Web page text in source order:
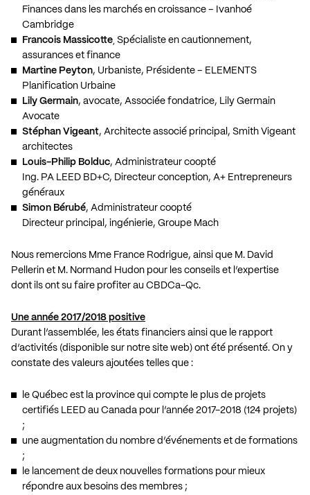
Finances dans les marchés en croissance – Ivanhoé
Cambridge
Francois Massicotte ¸ Spécialiste en cautionnement,
assurances et finance
Martine Peyton, Urbaniste, Présidente – ELEMENTS
Planification Urbaine
Lily Germain, avocate, Associée fondatrice, Lily Germain
Avocate
Stéphan Vigeant, Architecte associé principal, Smith Vigeant
architectes
Louis-Philip Bolduc, Administrateur coopté
Ing. PA LEED BD+C, Directeur conception, A+ Entrepreneurs
généraux
Simon Bérubé, Administrateur coopté
Directeur principal, ingénierie, Groupe Mach
Nous remercions Mme France Rodrigue, ainsi que M. David
Pellerin et M. Normand Hudon pour les conseils et l’expertise
dont ils ont su faire profiter au CBDCa-Qc.
Une année 2017/2018 positive
Durant l’assemblée, les états financiers ainsi que le rapport
d’activités (disponible sur notre site web) ont été présenté. On y
constate des valeurs ajoutées telles que :
le Québec est la province qui compte le plus de projets
certifiés LEED au Canada pour l’année 2017-2018 (124 projets)
;
une augmentation du nombre d’événements et de formations
;
le lancement de deux nouvelles formations pour mieux
répondre aux besoins des membres ;